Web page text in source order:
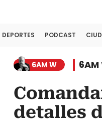
DEPORTES PODCAST
6AM W 6AM
detalles